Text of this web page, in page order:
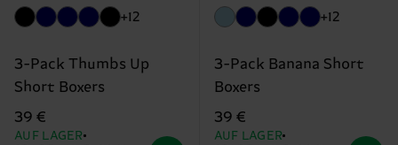
+12
3-Pack Thumbs Up
Short Boxers
39 €
AUF LAGER
+12
3-Pack Banana Short
Boxers
39 €
AUF LAGER